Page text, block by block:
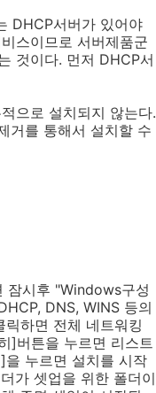
DHCP서버가 있어야
스이므로 서버제품군
것이다. 먼저 DHCP서
으로 설치되지 않는다.
거를 통해서 설치할 수
잠시후 "Windows구성
DNS, WINS 등의
하면 전체 네트워킹
]버튼을 누르면 리스트
누르면 설치를 시작
가 셋업을 위한 폴더이